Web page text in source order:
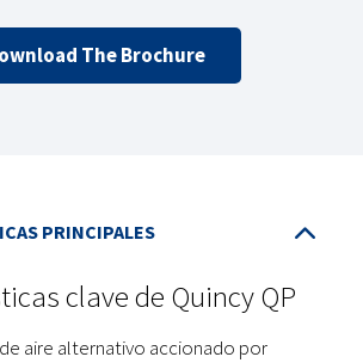
The Brochure
clave de Quincy QP
aire alternativo accionado por